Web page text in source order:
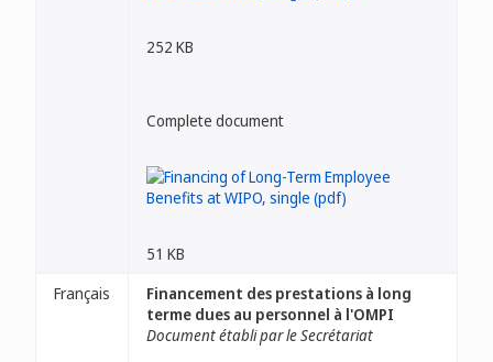
252 KB
Complete document
51 KB
Français
Financement des prestations à long
terme dues au personnel à l'OMPI
Document établi par le Secrétariat